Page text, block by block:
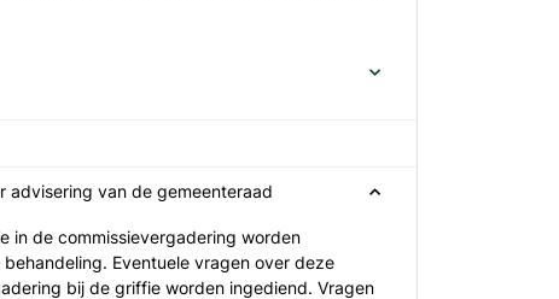
advisering van de gemeenteraad
in de commissievergadering worden
Eventuele vragen over deze
bij de griffie worden ingediend. Vragen